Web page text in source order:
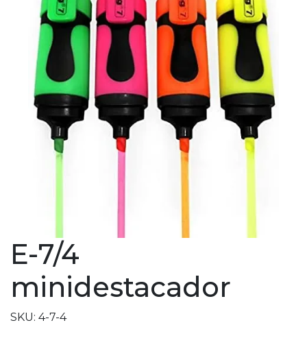
E-7/4
minidestacador
SKU: 4-7-4